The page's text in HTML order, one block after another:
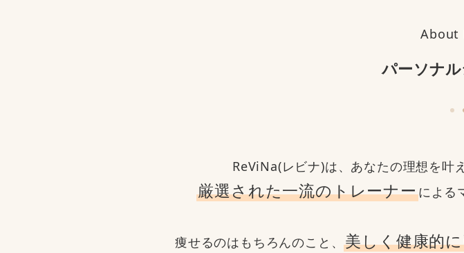
About
パーソナ
ReViNa(レビナ)は、あなたの理想を叶
厳選された一流のトレーナーによる
痩せるのはもちろんのこと、美しく健康的